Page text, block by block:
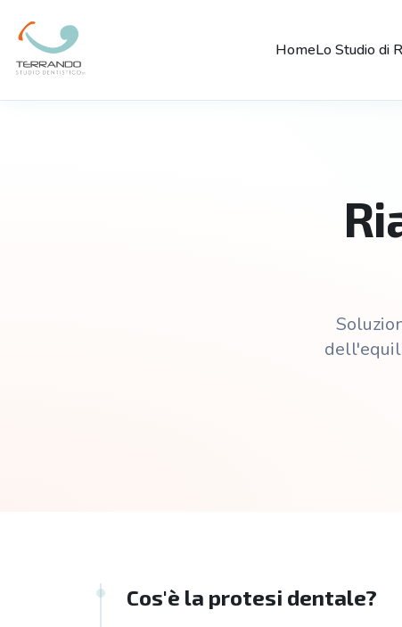
HomeLo Studio di
Cos'è la protesi dentale?